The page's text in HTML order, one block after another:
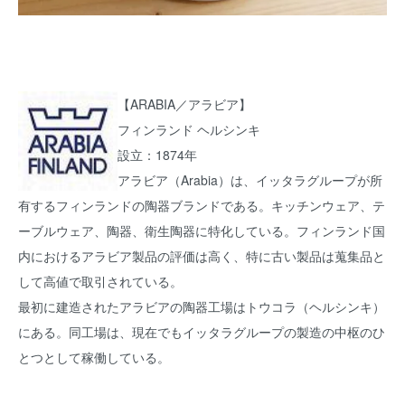
【ARABIA／アラビア】
フィンランド ヘルシンキ
設立：1874年
アラビア（Arabia）は、イッタラグループが所
有するフィンランドの陶器ブランドである。キッチンウェア、テ
ーブルウェア、陶器、衛生陶器に特化している。フィンランド国
内におけるアラビア製品の評価は高く、特に古い製品は蒐集品と
して高値で取引されている。
最初に建造されたアラビアの陶器工場はトウコラ（ヘルシンキ）
にある。同工場は、現在でもイッタラグループの製造の中枢のひ
とつとして稼働している。